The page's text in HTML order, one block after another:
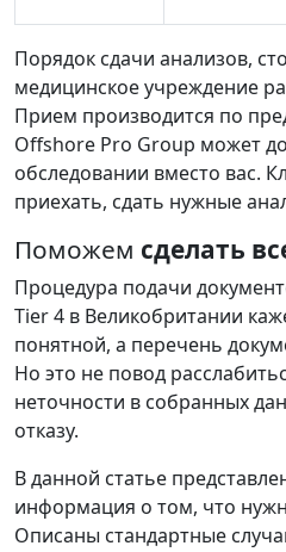
Порядок сдачи анализов,
медицинскоеучреждение
Прием производится по
Offshore Pro Group может
обследовании вместо вас.
приехать, сдать нужные
Поможем сделать
Процедура подачи
Tier4 в Великобритании
понятной, а перечень
Но это не повод
неточности в собранных
отказу.
Вданной статье
информация о том, что
Описаны стандартные